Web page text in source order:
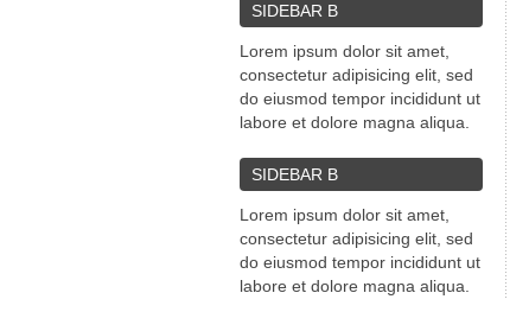
SIDEBAR B
Lorem ipsum dolor sit amet,
consectetur adipisicing elit, sed
do eiusmod tempor incididunt ut
labore et dolore magna aliqua.
SIDEBAR B
Lorem ipsum dolor sit amet,
consectetur adipisicing elit, sed
do eiusmod tempor incididunt ut
labore et dolore magna aliqua.